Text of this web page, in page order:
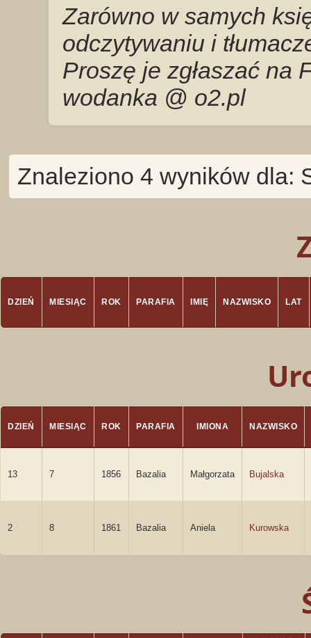
Zarówno w samych
odczytywaniu i
Proszę je zgłaszać na
wodanka @ o2.pl
Znaleziono 4 wyników dla:
DZIEŃ MIESIĄC ROK PARAFIA IMIĘ NAZWISKO LAT
DZIEŃ MIESIĄC ROK PARAFIA IMIONA NAZWISKO
13 7 1856 Bazalia Małgorzata Bujalska
2 8 1861 Bazalia Aniela Kurowska